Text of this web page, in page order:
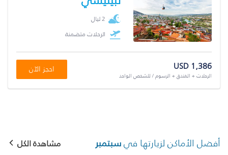
2 ليال
الرحلات متضمنة
USD 1,386
الرحلات + الفندق + الرسوم / للشخص الواحد
احجز الآن
أفضل الأماكن لزيارتها فيسبتمبر مشاهدة الكل